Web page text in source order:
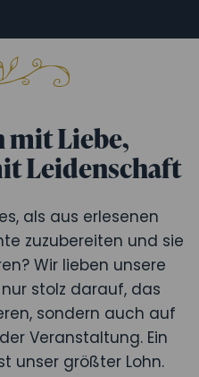
mit Liebe,
Leidenschaft
als aus erlesenen
zuzubereiten und sie
Wir lieben unsere
stolz darauf, das
sondern auch auf
Veranstaltung. Ein
unser größter Lohn.